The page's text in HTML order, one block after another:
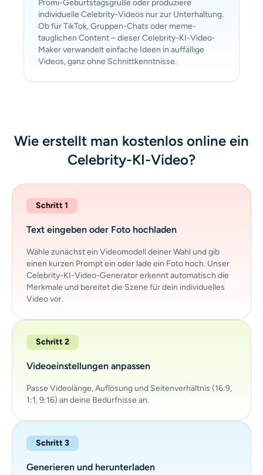
Promi-Geburtstagsgrüße oder produziere
individuelle Celebrity-Videos nur zur Unterhaltung.
Ob für TikTok, Gruppen-Chats oder meme-
tauglichen Content – dieser Celebrity-KI-Video-
Maker verwandelt einfache Ideen in auffällige
Videos, ganz ohne Schnittkenntnisse.
Wie erstellt man kostenlos online ein
Celebrity-KI-Video?
Schritt 1
Text eingeben oder Foto hochladen
Wähle zunächst ein Videomodell deiner Wahl und gib
einen kurzen Prompt ein oder lade ein Foto hoch. Unser
Celebrity-KI-Video-Generator erkennt automatisch die
Merkmale und bereitet die Szene für dein individuelles
Video vor.
Schritt 2
Videoeinstellungen anpassen
Passe Videolänge, Auflösung und Seitenverhältnis (16:9,
1:1, 9:16) an deine Bedürfnisse an.
Schritt 3
Generieren und herunterladen